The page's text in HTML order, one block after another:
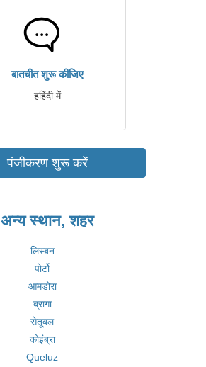
बातचीत शुरू कीजिए
हहिंदी में
पंजीकरण शुरू करें
अन्य स्थान, शहर
लिस्बन
पोर्टो
आमडोरा
ब्रागा
सेतूबल
कोइंब्रा
Queluz